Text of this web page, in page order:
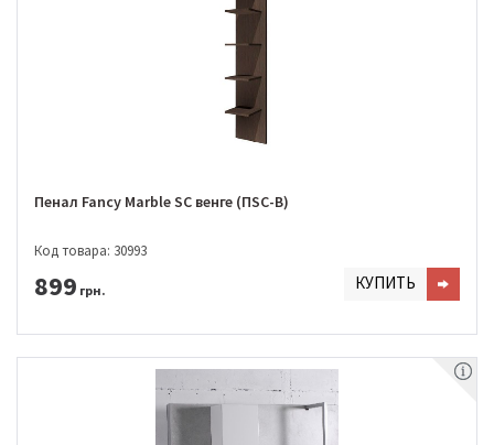
Пенал Fancy Marble SC венге (ПSC-В)
Код товара: 30993
899 грн. КУПИТЬ